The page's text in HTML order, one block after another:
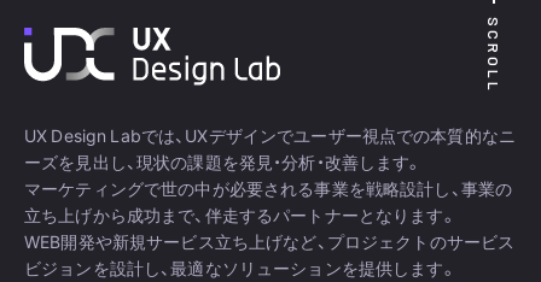
SCROLL
UX Design Labでは、UXデザインでユーザー視点での本質的なニ
ーズを見出し、現状の課題を発見・分析・改善します。
マーケティングで世の中が必要される事業を戦略設計し、事業の
立ち上げから成功まで、伴走するパートナーとなります。
WEB開発や新規サービス立ち上げなど、プロジェクトのサービス
ビジョンを設計し、最適なソリューションを提供します。